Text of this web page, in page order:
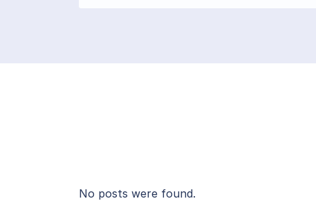
No posts were found.